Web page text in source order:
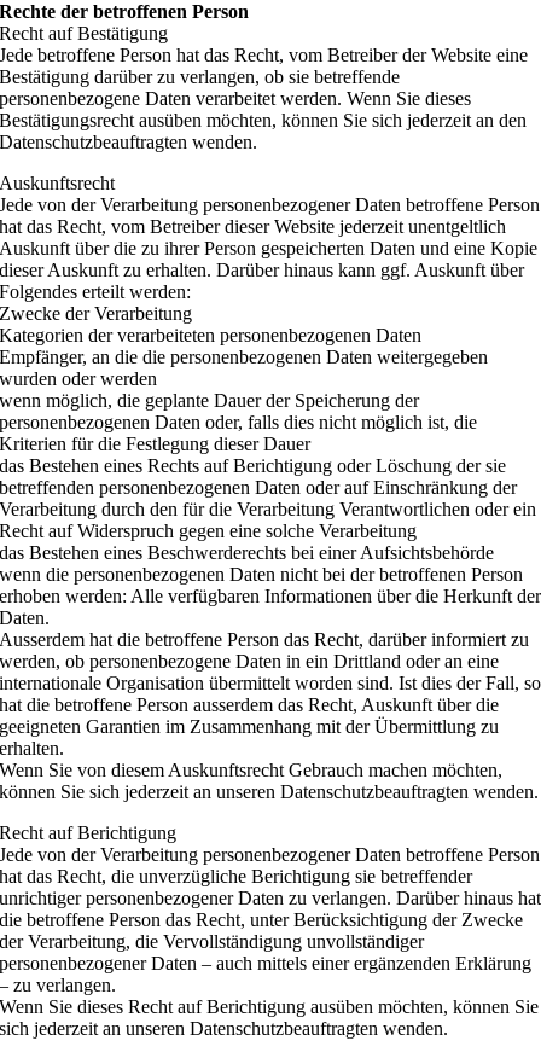
Rechte der betroffenen Person
Recht auf Bestätigung
Jede betroffene Person hat das Recht, vom Betreiber der Website eine
Bestätigung darüber zu verlangen, ob sie betreffende
personenbezogene Daten verarbeitet werden. Wenn Sie dieses
Bestätigungsrecht ausüben möchten, können Sie sich jederzeit an den
Datenschutzbeauftragten wenden.
Auskunftsrecht
Jede von der Verarbeitung personenbezogener Daten betroffene Person
hat das Recht, vom Betreiber dieser Website jederzeit unentgeltlich
Auskunft über die zu ihrer Person gespeicherten Daten und eine Kopie
dieser Auskunft zu erhalten. Darüber hinaus kann ggf. Auskunft über
Folgendes erteilt werden:
Zwecke der Verarbeitung
Kategorien der verarbeiteten personenbezogenen Daten
Empfänger, an die die personenbezogenen Daten weitergegeben
wurden oder werden
wenn möglich, die geplante Dauer der Speicherung der
personenbezogenen Daten oder, falls dies nicht möglich ist, die
Kriterien für die Festlegung dieser Dauer
das Bestehen eines Rechts auf Berichtigung oder Löschung der sie
betreffenden personenbezogenen Daten oder auf Einschränkung der
Verarbeitung durch den für die Verarbeitung Verantwortlichen oder ein
Recht auf Widerspruch gegen eine solche Verarbeitung
das Bestehen eines Beschwerderechts bei einer Aufsichtsbehörde
wenn die personenbezogenen Daten nicht bei der betroffenen Person
erhoben werden: Alle verfügbaren Informationen über die Herkunft der
Daten.
Ausserdem hat die betroffene Person das Recht, darüber informiert zu
werden, ob personenbezogene Daten in ein Drittland oder an eine
internationale Organisation übermittelt worden sind. Ist dies der Fall, so
hat die betroffene Person ausserdem das Recht, Auskunft über die
geeigneten Garantien im Zusammenhang mit der Übermittlung zu
erhalten.
Wenn Sie von diesem Auskunftsrecht Gebrauch machen möchten,
können Sie sich jederzeit an unseren Datenschutzbeauftragten wenden.
Recht auf Berichtigung
Jede von der Verarbeitung personenbezogener Daten betroffene Person
hat das Recht, die unverzügliche Berichtigung sie betreffender
unrichtiger personenbezogener Daten zu verlangen. Darüber hinaus hat
die betroffene Person das Recht, unter Berücksichtigung der Zwecke
der Verarbeitung, die Vervollständigung unvollständiger
personenbezogener Daten – auch mittels einer ergänzenden Erklärung
– zu verlangen.
Wenn Sie dieses Recht auf Berichtigung ausüben möchten, können Sie
sich jederzeit an unseren Datenschutzbeauftragten wenden.